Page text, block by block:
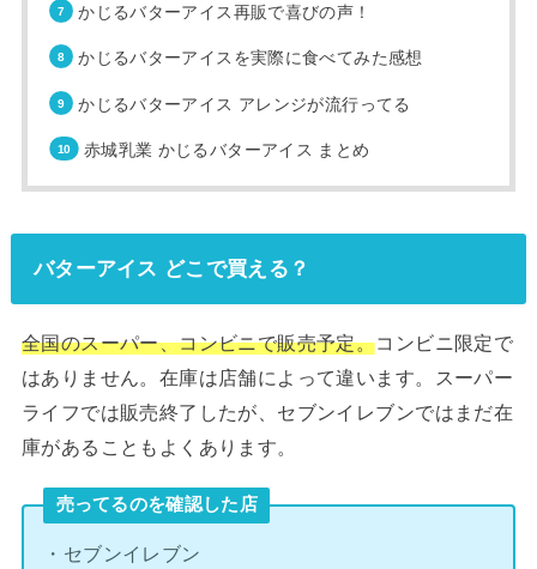
かじるバターアイス再販で喜びの声！
かじるバターアイスを実際に食べてみた感想
かじるバターアイス アレンジが流行ってる
赤城乳業 かじるバターアイス まとめ
バターアイス どこで買える？
全国のスーパー、コンビニで販売予定。コンビニ限定で
はありません。在庫は店舗によって違います。スーパー
ライフでは販売終了したが、セブンイレブンではまだ在
庫があることもよくあります。
売ってるのを確認した店
・セブンイレブン